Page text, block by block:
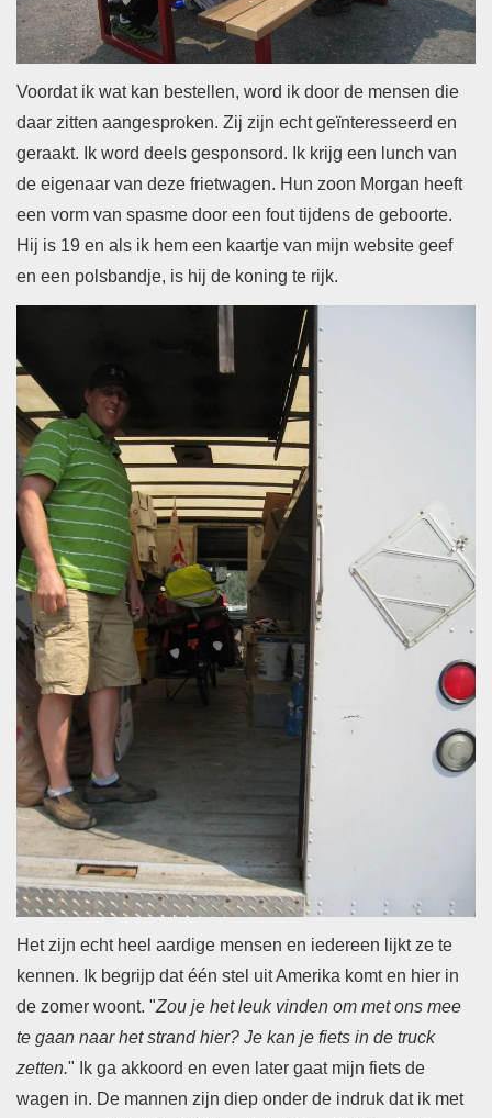
Voordat ik wat kan bestellen, word ik door de mensen die
daar zitten aangesproken. Zij zijn echt geïnteresseerd en
geraakt. Ik word deels gesponsord. Ik krijg een lunch van
de eigenaar van deze frietwagen. Hun zoon Morgan heeft
een vorm van spasme door een fout tijdens de geboorte.
Hij is 19 en als ik hem een kaartje van mijn website geef
en een polsbandje, is hij de koning te rijk.
Het zijn echt heel aardige mensen en iedereen lijkt ze te
kennen. Ik begrijp dat één stel uit Amerika komt en hier in
de zomer woont. "Zou je het leuk vinden om met ons mee
te gaan naar het strand hier? Je kan je fiets in de truck
zetten." Ik ga akkoord en even later gaat mijn fiets de
wagen in. De mannen zijn diep onder de indruk dat ik met